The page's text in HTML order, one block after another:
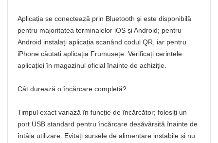
Aplicația se conectează prin Bluetooth și este disponibilă
pentru majoritatea terminalelor iOS și Android; pentru
Android instalați aplicația scanând codul QR, iar pentru
iPhone căutați aplicația Frumusețe. Verificați cerințele
aplicației în magazinul oficial înainte de achiziție.
Cât durează o încărcare completă?
Timpul exact variază în funcție de încărcător; folosiți un
port USB standard pentru încărcare desăvârșită înainte de
întâia utilizare. Evitați sursele de alimentare instabile și nu